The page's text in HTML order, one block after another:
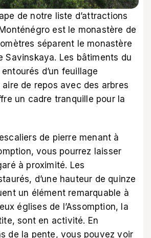
de notre liste d’attractions
est le monastère de
séparent le monastère
Savinskaya. Les bâtiments du
d’un feuillage
de repos avec des arbres
un cadre tranquille pour la
de pierre menant à
vous pourrez laisser
à proximité. Les
d’une hauteur de quinze
un élément remarquable à
églises de l’Assomption, la
sont en activité. En
de la pente, vous pouvez voir